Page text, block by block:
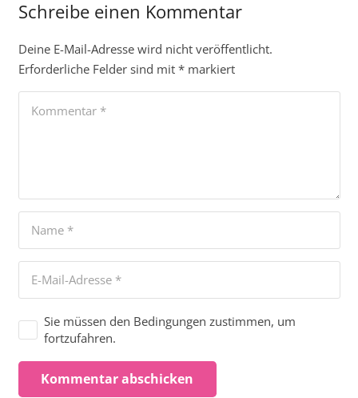
Schreibe einen Kommentar
Deine E-Mail-Adresse wird nicht veröffentlicht.
Erforderliche Felder sind mit *markiert
Sie müssen den Bedingungen zustimmen, um
fortzufahren.
Kommentar abschicken